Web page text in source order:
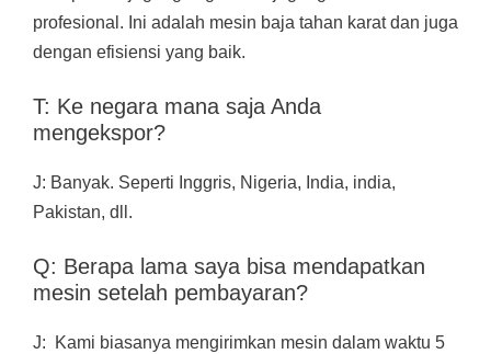
profesional. Ini adalah mesin baja tahan karat dan juga
dengan efisiensi yang baik.
T: Ke negara mana saja Anda
mengekspor?
J: Banyak. Seperti Inggris, Nigeria, India, india,
Pakistan, dll.
Q: Berapa lama saya bisa mendapatkan
mesin setelah pembayaran?
J: Kami biasanya mengirimkan mesin dalam waktu 5